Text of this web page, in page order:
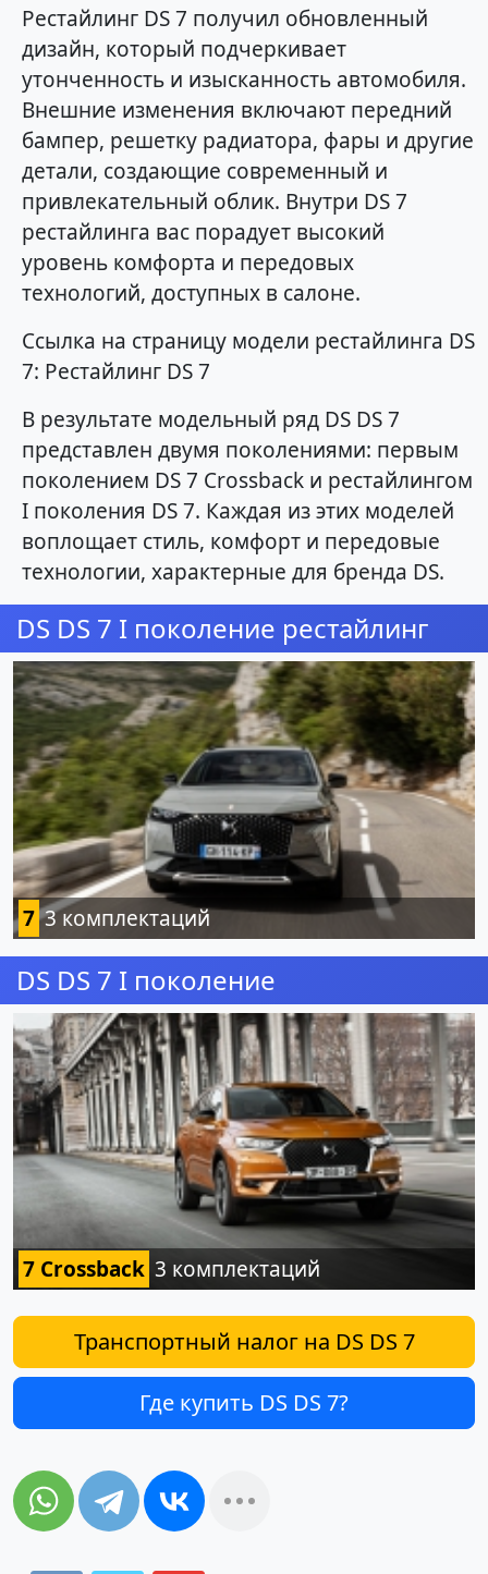
Рестайлинг DS 7 получил обновленный
дизайн, который подчеркивает
утонченность и изысканность автомобиля.
Внешние изменения включают передний
бампер, решетку радиатора, фары и другие
детали, создающие современный и
привлекательный облик. Внутри DS 7
рестайлинга вас порадует высокий
уровень комфорта и передовых
технологий, доступных в салоне.
Ссылка на страницу модели рестайлинга DS
7: Рестайлинг DS 7
В результате модельный ряд DS DS 7
представлен двумя поколениями: первым
поколением DS 7 Crossback и рестайлингом
I поколения DS 7. Каждая из этих моделей
воплощает стиль, комфорт и передовые
технологии, характерные для бренда DS.
DS DS 7 I поколение рестайлинг
73 комплектаций
DS DS 7 I поколение
7 Crossback 3 комплектаций
Транспортный налог на DS DS 7
Где купить DS DS 7?